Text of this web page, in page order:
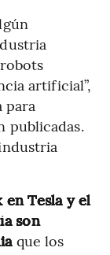
artificial”,
para
publicadas.
Tesla y el
son
que los